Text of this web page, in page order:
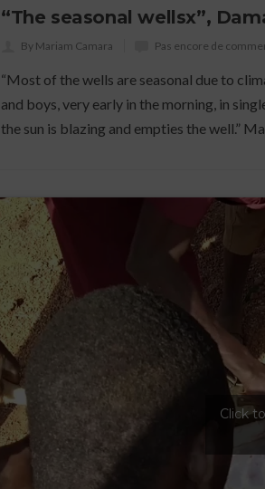
“The seasonal wellsx”,
By Mariam Camara Pas encore de
“Most of the wells are seasonal due to
and boys, very early in the morning, in
the sun is blazing and empties the well.”
Click